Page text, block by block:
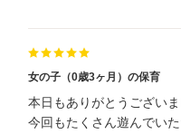
女の子（0歳3ヶ月）の保育
本日もありがとうございま
今回もたくさん遊んでい